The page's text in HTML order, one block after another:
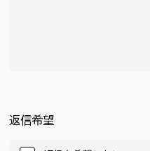
返信希望